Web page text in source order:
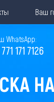
Ваш
WhatsApp:
171 7126